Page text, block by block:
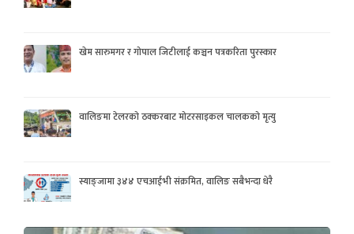
खेम सारुमगर र गोपाल जिटीलाई कञ्चन पत्रकरिता पुरस्कार
वालिङमा टेलरको ठक्करबाट मोटरसाइकल चालकको मृत्यु
स्याङ्जामा ३४४ एचआईभी संक्रमित, वालिङ सबैभन्दा धेरै